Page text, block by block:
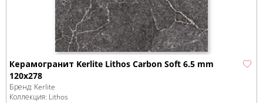
Керамогранит Kerlite Lithos Carbon Soft 6.5 mm
120x278
Бренд: Kerlite
Коллекция: Lithos